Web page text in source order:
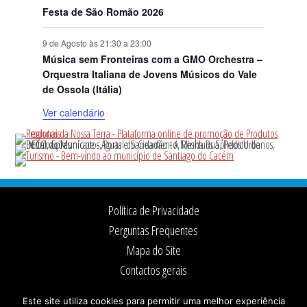
Festa de São Romão 2026
9 de Agosto às 21:30 a 23:00
Música sem Fronteiras com a GMO Orchestra –
Orquestra Italiana de Jovens Músicos do Vale
de Ossola (Itália)
Ver calendário
Footer
Política de Privacidade
Perguntas Frequentes
Mapa do Site
Contactos gerais
Este site utiliza cookies para permitir uma melhor experiência